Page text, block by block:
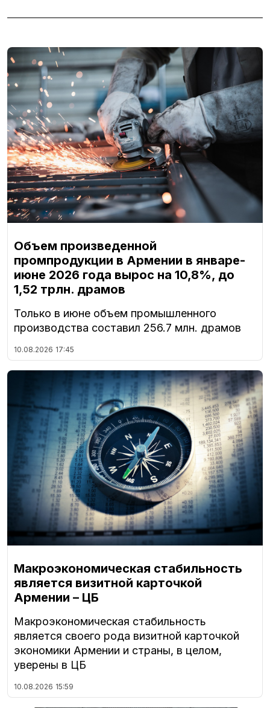
Объем произведенной
промпродукции в Армении в январе-
июне 2026 года вырос на 10,8%, до
1,52 трлн. драмов
Только в июне объем промышленного
производства составил 256.7 млн. драмов
10.08.2026 17:45
Макроэкономическая стабильность
является визитной карточкой
Армении – ЦБ
Макроэкономическая стабильность
является своего рода визитной карточкой
экономики Армении и страны, в целом,
уверены в ЦБ
10.08.2026 15:59